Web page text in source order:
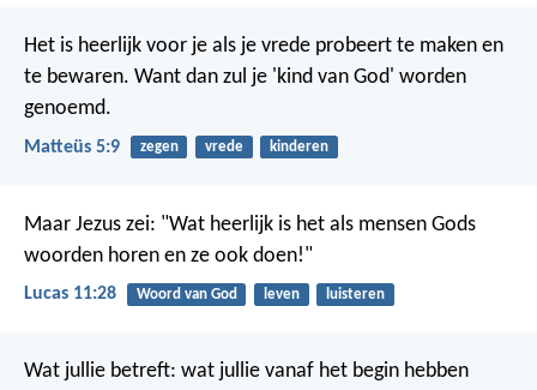
Het is heerlijk voor je als je vrede probeert te maken en
te bewaren. Want dan zul je 'kind van God' worden
genoemd.
Matteüs 5:9 zegen vrede kinderen
Maar Jezus zei: "Wat heerlijk is het als mensen Gods
woorden horen en ze ook doen!"
Lucas 11:28 Woord van God leven luisteren
Wat jullie betreft: wat jullie vanaf het begin hebben